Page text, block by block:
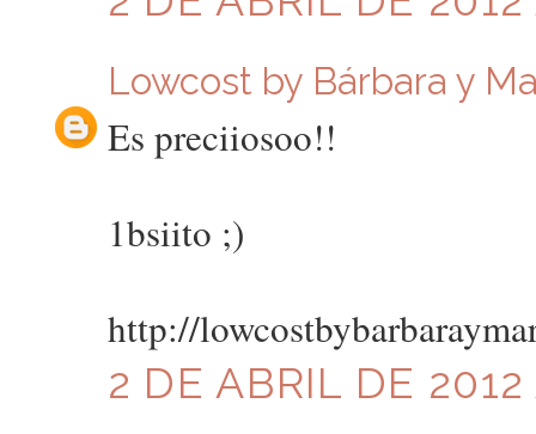
Lowcost by Bárbara y
Es preciiosoo!!
1bsiito ;)
http://
2 DE ABRIL DE